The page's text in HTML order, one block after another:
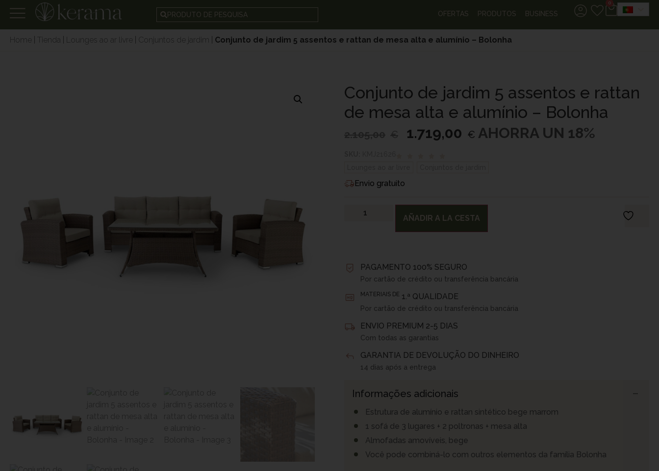
PRODUTO DE PESQUISA OFERTAS PRODUTOS BUSINESS
0
Home Tienda Lounges ao ar livre Conjuntos de jardim Conjunto de jardim 5 assentos e rattan de mesa alta e alumínio – Bolonha
Conjunto de jardim 5 assentos e rattan
de mesa alta e alumínio – Bolonha
1.719,00 € AHORRA UN 18%
Envio gratuito
AÑADIR A LA CESTA
PAGAMENTO 100% SEGURO
Por cartão de crédito ou transferência bancária
MATERIAIS DE1.ª QUALIDADE
Por cartão de crédito ou transferência bancária
ENVIO PREMIUM 2-5 DIAS
Com todas as garantias
GARANTIA DE DEVOLUÇÃO DO DINHEIRO
14 dias após a entrega
Informações adicionais
Estrutura de alumínio e rattan sintético bege marrom
1 sofá de 3 lugares + 2 poltronas + mesa alta
Almofadas amovíveis, bege
Você pode combiná-lo com outros elementos da família Bolonha